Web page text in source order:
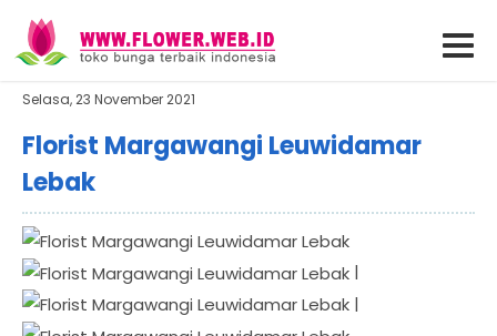
Selasa, 23 November 2021
Florist Margawangi Leuwidamar
Lebak
|
|